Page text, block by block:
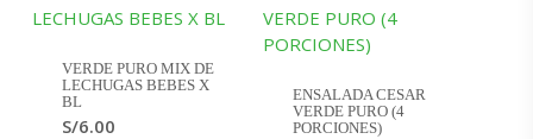
VERDE PURO MIX DE
LECHUGAS BEBES X
BL
S/6.00
ENSALADA CESAR
VERDE PURO (4
PORCIONES)